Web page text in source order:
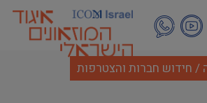
/ חידוש חברות והצטרפות